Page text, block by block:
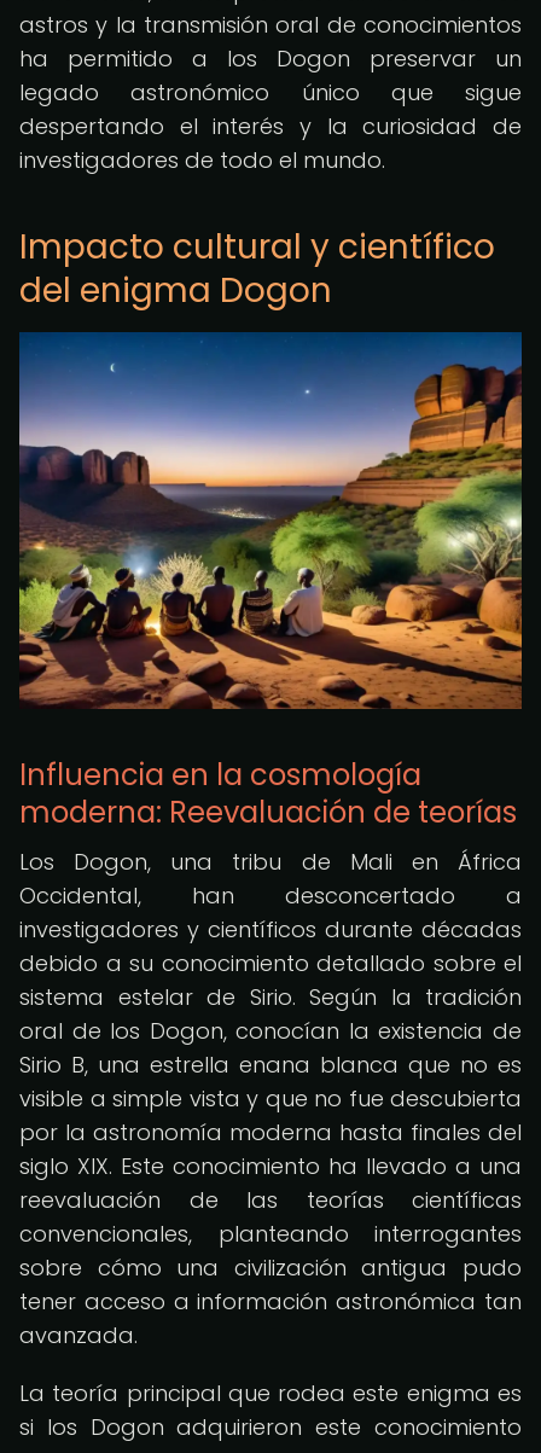
astros y la transmisión oral de conocimientos
ha permitido a los Dogon preservar un
legado astronómico único que sigue
despertando el interés y la curiosidad de
investigadores de todo el mundo.
Impacto cultural y científico
del enigma Dogon
Influencia en la cosmología
moderna: Reevaluación de teorías
Los Dogon, una tribu de Mali en África
Occidental, han desconcertado a
investigadores y científicos durante décadas
debido a su conocimiento detallado sobre el
sistema estelar de Sirio. Según la tradición
oral de los Dogon, conocían la existencia de
Sirio B, una estrella enana blanca que no es
visible a simple vista y que no fue descubierta
por la astronomía moderna hasta finales del
siglo XIX. Este conocimiento ha llevado a una
reevaluación de las teorías científicas
convencionales, planteando interrogantes
sobre cómo una civilización antigua pudo
tener acceso a información astronómica tan
avanzada.
La teoría principal que rodea este enigma es
si los Dogon adquirieron este conocimiento